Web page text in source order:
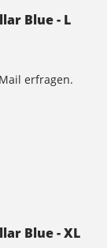
Blue - L
erfragen.
Blue - XL